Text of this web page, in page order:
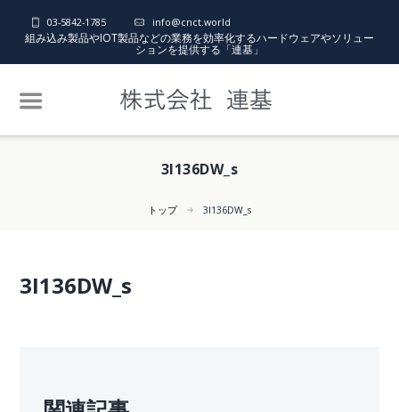
03-5842-1785 info@cnct.world
組み込み製品やIOT製品などの業務を効率化するハードウェアやソリュー
ションを提供する「連基」
3I136DW_s
トップ 3I136DW_s
3I136DW_s